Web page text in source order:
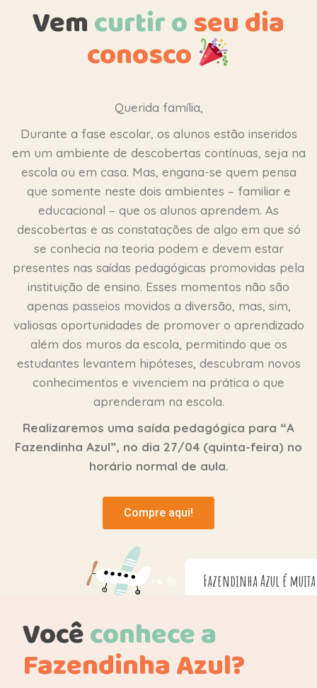
Vemcurtiroseu dia
conosco
Querida família,
Durante a fase escolar, os alunos estão inseridos
em um ambiente de descobertas contínuas, seja na
escola ou em casa. Mas, engana-se quem pensa
que somente neste dois ambientes – familiar e
educacional – que os alunos aprendem. As
descobertas e as constatações de algo em que só
se conhecia na teoria podem e devem estar
presentes nas saídas pedagógicas promovidas pela
instituição de ensino. Esses momentos não são
apenas passeios movidos a diversão, mas, sim,
valiosas oportunidades de promover o aprendizado
além dos muros da escola, permitindo que os
estudantes levantem hipóteses, descubram novos
conhecimentos e vivenciem na prática o que
aprenderam na escola.
Realizaremos uma saída pedagógica para “A
Fazendinha Azul”, no dia 27/04 (quinta-feira) no
horário normal de aula.
Compre aqui!
Fazendinha Azul é muita diversão!
Vocêconhecea
Fazendinha Azul?